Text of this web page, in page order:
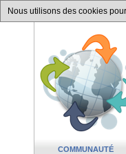
Nous utilisons des cookies
COMMUNAUTÉ